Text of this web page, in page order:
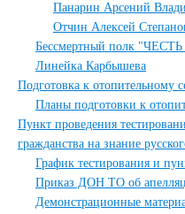
Панарин Арсений
Отчин Алексей
Бессмертный полк
Линейка Карбышева
Подготовка к отопительному
Планы подготовки к
Пункт проведения
гражданства на знание
График тестирования и
Приказ ДОН ТО об
Демонстрационные